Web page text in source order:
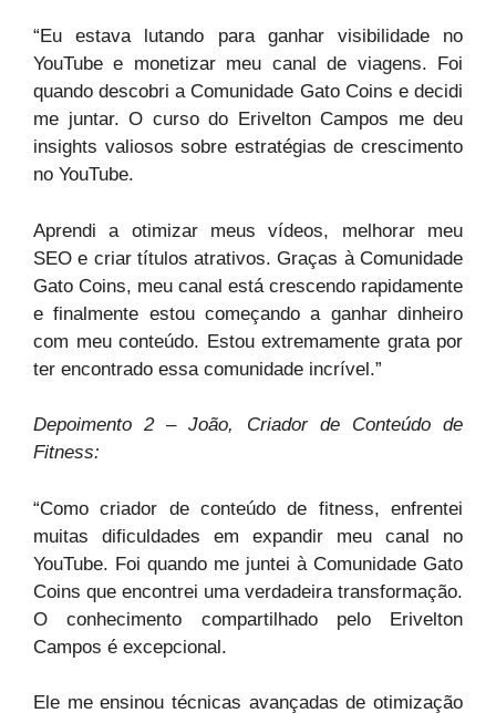
“Eu estava lutando para ganhar visibilidade no
YouTube e monetizar meu canal de viagens. Foi
quando descobri a Comunidade Gato Coins e decidi
me juntar. O curso do Erivelton Campos me deu
insights valiosos sobre estratégias de crescimento
no YouTube.
Aprendi a otimizar meus vídeos, melhorar meu
SEO e criar títulos atrativos. Graças à Comunidade
Gato Coins, meu canal está crescendo rapidamente
e finalmente estou começando a ganhar dinheiro
com meu conteúdo. Estou extremamente grata por
ter encontrado essa comunidade incrível.”
Depoimento 2 – João, Criador de Conteúdo de
Fitness:
“Como criador de conteúdo de fitness, enfrentei
muitas dificuldades em expandir meu canal no
YouTube. Foi quando me juntei à Comunidade Gato
Coins que encontrei uma verdadeira transformação.
O conhecimento compartilhado pelo Erivelton
Campos é excepcional.
Ele me ensinou técnicas avançadas de otimização